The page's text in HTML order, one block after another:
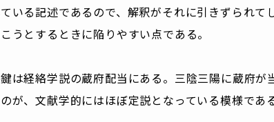
いる記述であるので、解釈がそれに引きずられて
うとするときに陥りやすい点である。
は経絡学説の蔵府配当にある。三陰三陽に蔵府が
が、文献学的にはほぼ定説となっている模様である